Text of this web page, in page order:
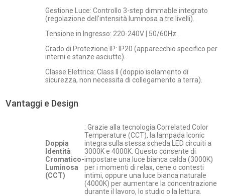
Gestione Luce: Controllo 3-step dimmable integrato
(regolazione dell'intensità luminosa a tre livelli).
Tensione in Ingresso: 220-240V | 50/60Hz.
Grado di Protezione IP: IP20 (apparecchio specifico per
interni e stanze asciutte).
Classe Elettrica: Class II (doppio isolamento di
sicurezza, non necessita di collegamento a terra).
Vantaggi e Design
Doppia
Identità
Cromatico-
Luminosa
(CCT)
: Grazie alla tecnologia Correlated Color
Temperature (CCT), la lampada Iconic
integra sulla stessa scheda LED circuiti a
3000K e 4000K. Questo consente di
impostare una luce bianca calda (3000K)
per i momenti di relax, cene o contesti
intimi, oppure una luce bianca naturale
(4000K) per aumentare la concentrazione
durante il lavoro, lo studio o la lettura.